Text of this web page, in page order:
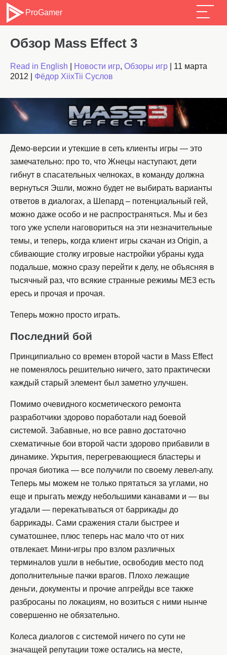
ProGamer
Обзор Mass Effect 3
Read in English Новости игр, Обзоры игр
11 марта
2012
Фёдор XiixTii Суслов
Демо-версии и утекшие в сеть клиенты игры — это
замечательно: про то, что Жнецы наступают, дети
гибнут в спасательных челноках, в команду должна
вернуться Эшли, можно будет не выбирать варианты
ответов в диалогах, а Шепард – потенциальный гей,
можно даже особо и не распространяться. Мы и без
того уже успели наговориться на эти незначительные
темы, и теперь, когда клиент игры скачан из Origin, а
сбивающие столку игровые настройки убраны куда
подальше, можно сразу перейти к делу, не объясняя в
тысячный раз, что всякие странные режимы ME3 есть
ересь и прочая и прочая.
Теперь можно просто играть.
Последний бой
Принципиально со времен второй части в Mass Effect
не поменялось решительно ничего, зато практически
каждый старый элемент был заметно улучшен.
Помимо очевидного косметического ремонта
разработчики здорово поработали над боевой
системой. Забавные, но все равно достаточно
схематичные бои второй части здорово прибавили в
динамике. Укрытия, перегревающиеся бластеры и
прочая биотика — все получили по своему левел-апу.
Теперь мы можем не только прятаться за углами, но
еще и прыгать между небольшими канавами и — вы
угадали — перекатываться от баррикады до
баррикады. Сами сражения стали быстрее и
суматошнее, плюс теперь нас мало что от них
отвлекает. Мини-игры про взлом различных
терминалов ушли в небытие, освободив место под
дополнительные пачки врагов. Плохо лежащие
деньги, документы и прочие апгрейды все также
разбросаны по локациям, но возиться с ними нынче
совершенно не обязательно.
Колеса диалогов с системой ничего по сути не
значащей репутации тоже остались на месте,